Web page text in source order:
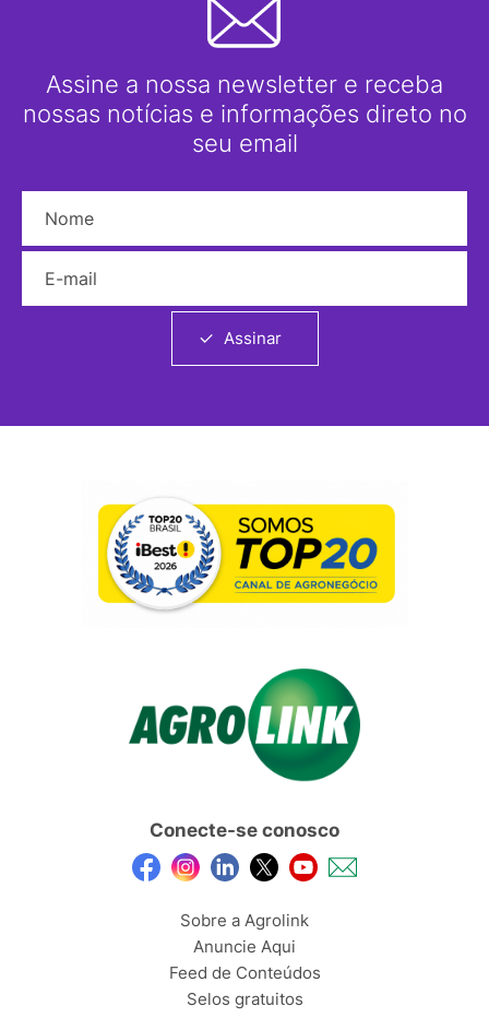
Assine a nossa newsletter e receba
nossas notícias e informações direto no
seu email
Assinar
Conecte-se conosco
Sobre a Agrolink
Anuncie Aqui
Feed de Conteúdos
Selos gratuitos